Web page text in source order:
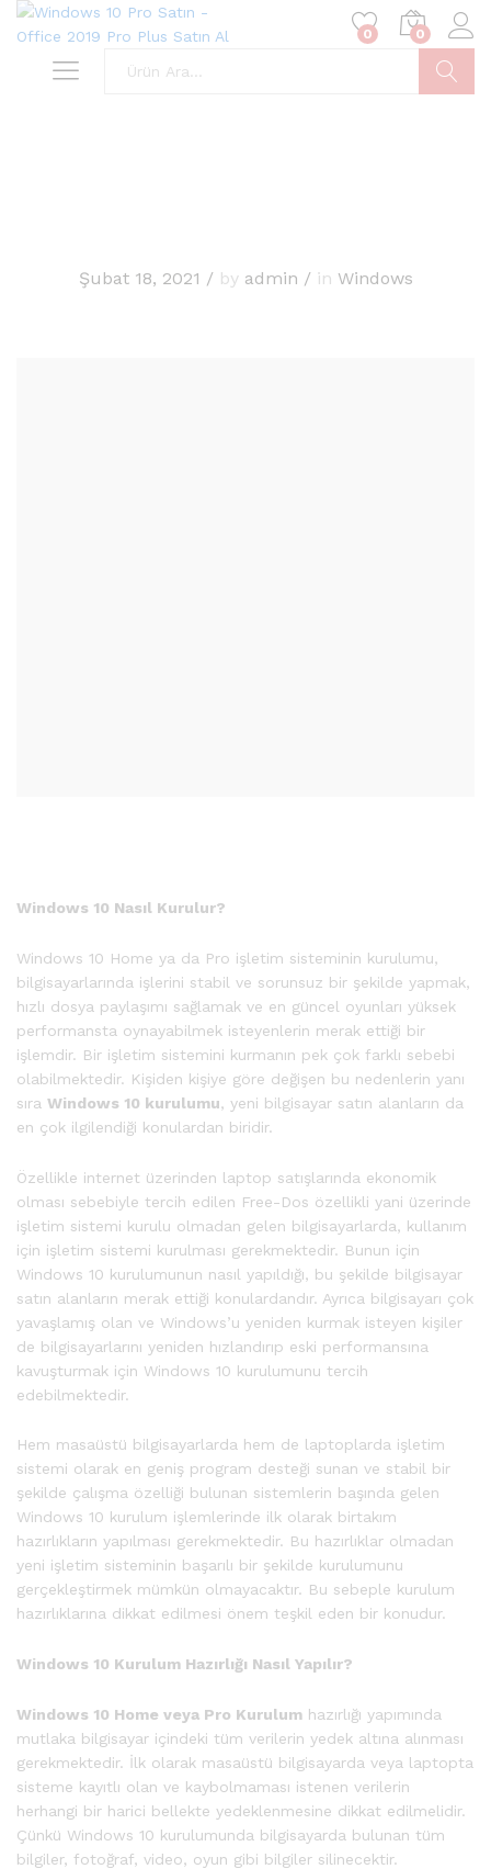
0 0
Şubat 18, 2021 /by admin /in Windows
Windows 10 Nasıl Kurulur?
Windows 10 Home ya da Pro işletim sisteminin kurulumu,
bilgisayarlarında işlerini stabil ve sorunsuz bir şekilde yapmak,
hızlı dosya paylaşımı sağlamak ve en güncel oyunları yüksek
performansta oynayabilmek isteyenlerin merak ettiği bir
işlemdir. Bir işletim sistemini kurmanın pek çok farklı sebebi
olabilmektedir. Kişiden kişiye göre değişen bu nedenlerin yanı
sıra Windows 10 kurulumu, yeni bilgisayar satın alanların da
en çok ilgilendiği konulardan biridir.
Özellikle internet üzerinden laptop satışlarında ekonomik
olması sebebiyle tercih edilen Free-Dos özellikli yani üzerinde
işletim sistemi kurulu olmadan gelen bilgisayarlarda, kullanım
için işletim sistemi kurulması gerekmektedir. Bunun için
Windows 10 kurulumunun nasıl yapıldığı, bu şekilde bilgisayar
satın alanların merak ettiği konulardandır. Ayrıca bilgisayarı çok
yavaşlamış olan ve Windows’u yeniden kurmak isteyen kişiler
de bilgisayarlarını yeniden hızlandırıp eski performansına
kavuşturmak için Windows 10 kurulumunu tercih
edebilmektedir.
Hem masaüstü bilgisayarlarda hem de laptoplarda işletim
sistemi olarak en geniş program desteği sunan ve stabil bir
şekilde çalışma özelliği bulunan sistemlerin başında gelen
Windows 10 kurulum işlemlerinde ilk olarak birtakım
hazırlıkların yapılması gerekmektedir. Bu hazırlıklar olmadan
yeni işletim sisteminin başarılı bir şekilde kurulumunu
gerçekleştirmek mümkün olmayacaktır. Bu sebeple kurulum
hazırlıklarına dikkat edilmesi önem teşkil eden bir konudur.
Windows 10 Kurulum Hazırlığı Nasıl Yapılır?
Windows 10 Home veya Pro Kurulum hazırlığı yapımında
mutlaka bilgisayar içindeki tüm verilerin yedek altına alınması
gerekmektedir. İlk olarak masaüstü bilgisayarda veya laptopta
sisteme kayıtlı olan ve kaybolmaması istenen verilerin
herhangi bir harici bellekte yedeklenmesine dikkat edilmelidir.
Çünkü Windows 10 kurulumunda bilgisayarda bulunan tüm
bilgiler, fotoğraf, video, oyun gibi bilgiler silinecektir.